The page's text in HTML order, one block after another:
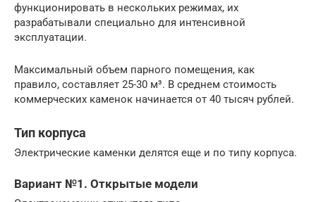
функционировать в нескольких режимах, их
разрабатывали специально для интенсивной
эксплуатации.
Максимальный объем парного помещения, как
правило, составляет 25-30 м³. В среднем стоимость
коммерческих каменок начинается от 40 тысяч рублей.
Тип корпуса
Электрические каменки делятся еще и по типу корпуса.
Вариант №1. Открытые модели